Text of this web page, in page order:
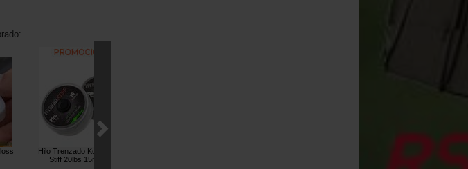
Hilo Trenzado Korda Hybrid
Stiff 20lbs 15m